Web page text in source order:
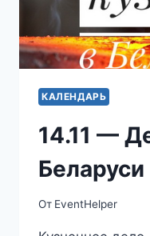
КАЛЕНДАРЬ
14.11 —
Беларуси
От EventHelper